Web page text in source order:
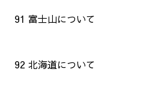
91 富士山について
92 北海道について